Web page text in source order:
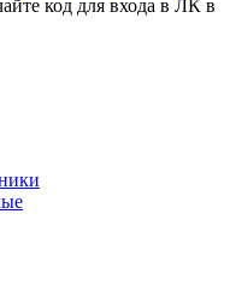
код для входа в ЛК в